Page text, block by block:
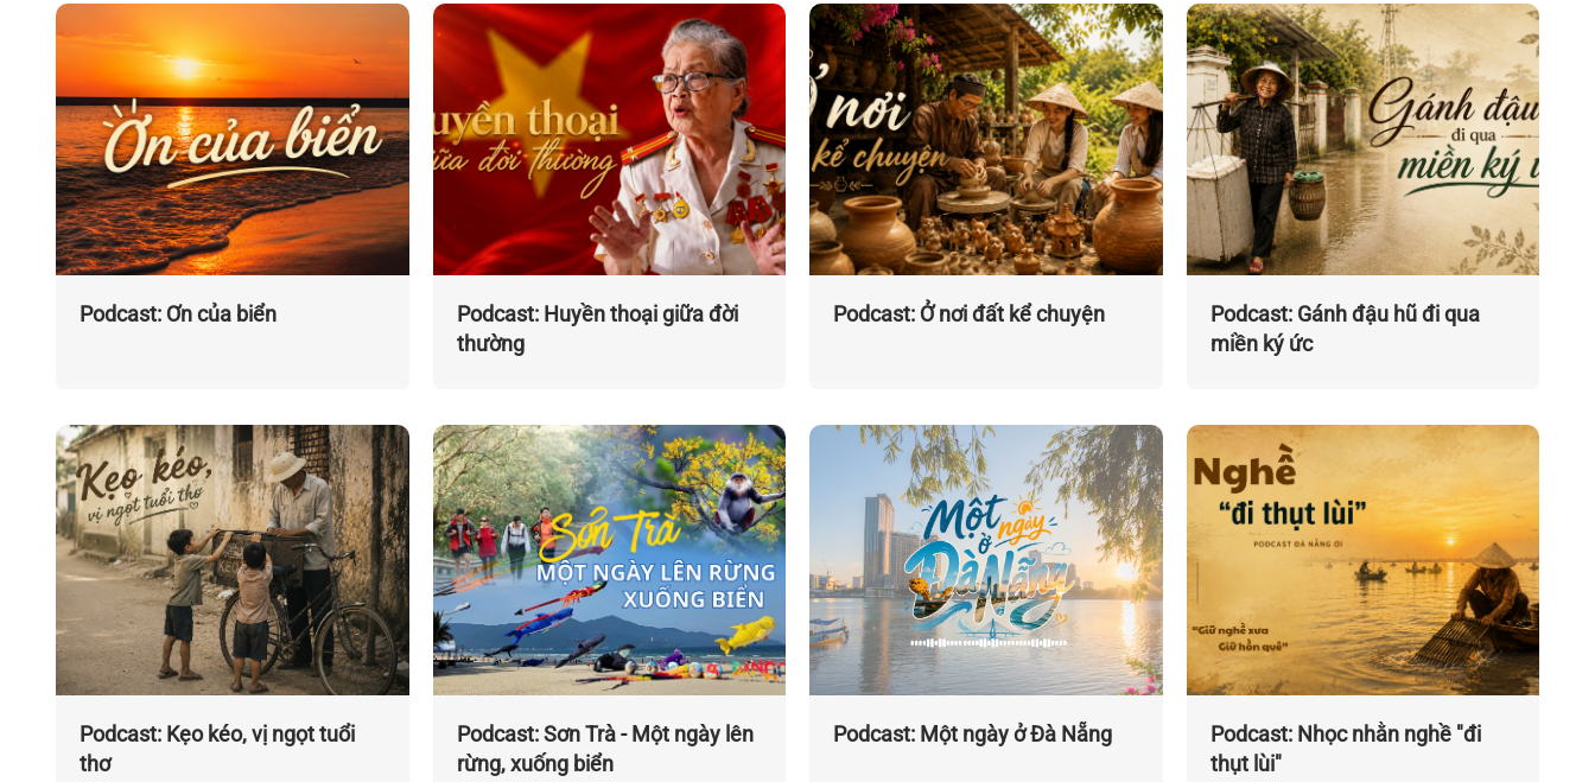
Podcast: Ơn của biển
Podcast: Huyền thoại giữa đời
thường
Podcast: Ở nơi đất kể chuyện
Podcast: Gánh đậu hũ đi qua
miền ký ức
Podcast: Kẹo kéo, vị ngọt tuổi
thơ
Podcast: Sơn Trà - Một ngày lên
rừng, xuống biển
Podcast: Một ngày ở Đà Nẵng
Podcast: Nhọc nhằn nghề "đi
thụt lùi"